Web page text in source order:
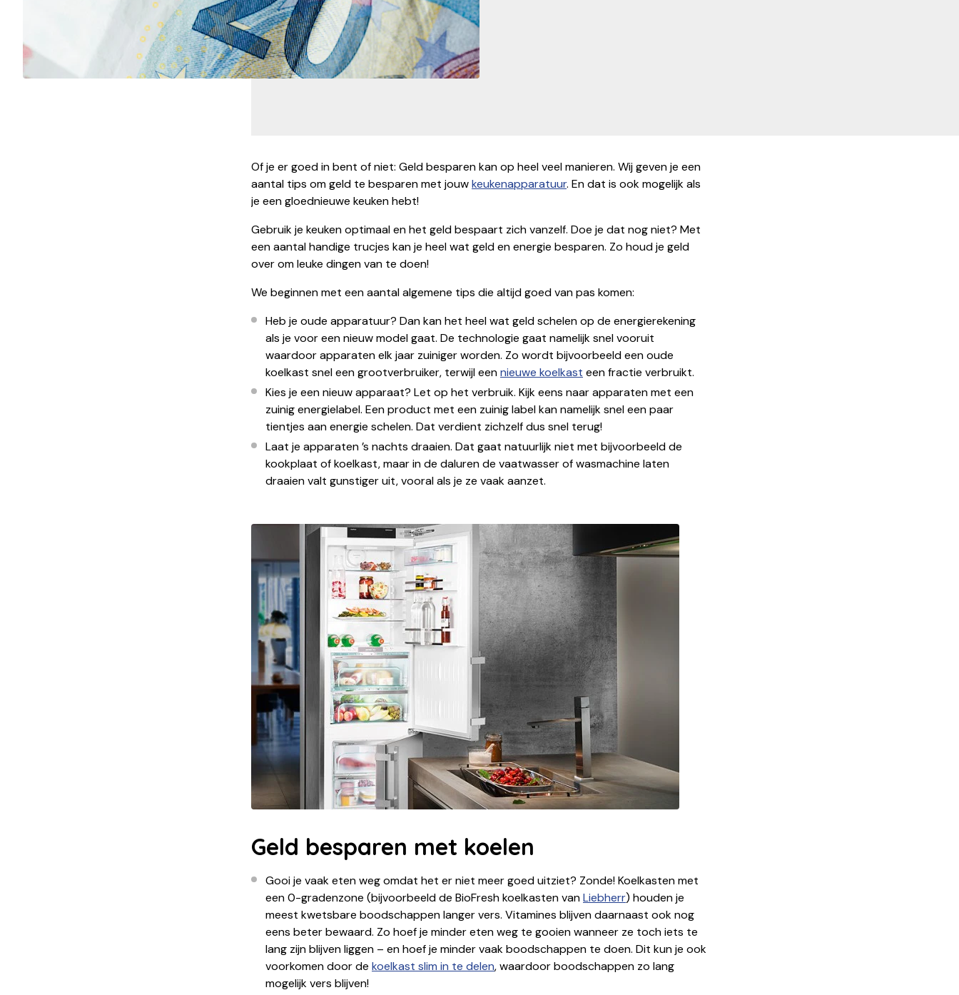
Of je er goed in bent of niet: Geld besparen kan op heel veel manieren. Wij geven je een
aantal tips om geld te besparen met jouwkeukenapparatuur. En dat is ook mogelijk als
je een gloednieuwe keuken hebt!
Gebruik je keuken optimaal en het geld bespaart zich vanzelf. Doe je dat nog niet? Met
een aantal handige trucjes kan je heel wat geld en energie besparen. Zo houd je geld
over om leuke dingen van te doen!
We beginnen met een aantal algemene tips die altijd goed van pas komen:
Heb je oude apparatuur? Dan kan het heel wat geld schelen op de energierekening
als je voor een nieuw model gaat. De technologie gaat namelijk snel vooruit
waardoor apparaten elk jaar zuiniger worden. Zo wordt bijvoorbeeld een oude
koelkast snel een grootverbruiker, terwijl eennieuwe koelkast een fractie verbruikt.
Kies je een nieuw apparaat? Let op het verbruik. Kijk eens naar apparaten met een
zuinig energielabel. Een product met een zuinig label kan namelijk snel een paar
tientjes aan energie schelen. Dat verdient zichzelf dus snel terug!
Laat je apparaten ’s nachts draaien. Dat gaat natuurlijk niet met bijvoorbeeld de
kookplaat of koelkast, maar in de daluren de vaatwasser of wasmachine laten
draaien valt gunstiger uit, vooral als je ze vaak aanzet.
Geld besparen met koelen
Gooi je vaak eten weg omdat het er niet meer goed uitziet? Zonde! Koelkasten met
een 0-gradenzone (bijvoorbeeld de BioFresh koelkasten vanLiebherr) houden je
meest kwetsbare boodschappen langer vers. Vitamines blijven daarnaast ook nog
eens beter bewaard. Zo hoef je minder eten weg te gooien wanneer ze toch iets te
lang zijn blijven liggen – en hoef je minder vaak boodschappen te doen. Dit kun je ook
voorkomen door de koelkast slim in te delen, waardoor boodschappen zo lang
mogelijk vers blijven!